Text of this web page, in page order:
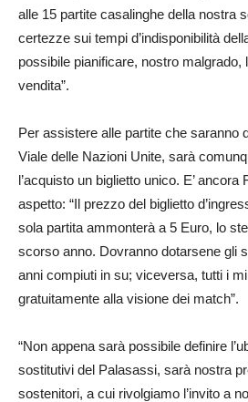
alle 15 partite casalinghe della nostra
certezze sui tempi d’indisponibilità
possibile pianificare, nostro malgrado,
vendita”.
Per assistere alle partite che saranno
Viale delle Nazioni Unite, sarà
l’acquisto un biglietto unico. E’
aspetto: “Il prezzo del biglietto
sola partita ammonterà a 5 Euro, lo
scorso anno. Dovranno dotarsene gli
anni compiuti in su; viceversa, tutti i
gratuitamente alla visione dei match”.
“Non appena sarà possibile definire
sostitutivi del Palasassi, sarà nostra
sostenitori, a cui rivolgiamo l’invito a